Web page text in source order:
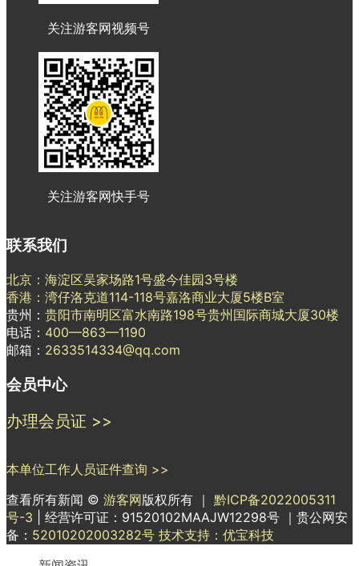
关注游客网视频号
关注游客网快手号
联系我们
北京：海淀区吴家场路1号盛今佳园3号楼
香港：湾仔洛克道114-118号嘉洛商业大厦5楼B室
贵州： 贵阳市南明区富水南路198号贵州国际商城大厦30楼
电话： 400—863—1190
邮箱： 2633514334@qq.com
会员中心
办理会员证 >>
本单位工作人员证件查询 >>
查看所有新闻 © 游客网版权所有 ｜ 黔ICP备2022005311
号-3
| 经营许可证：91520102MAAJW12298号 ｜贵公网安
备： 52010202003282号 技术支持：优宝科技